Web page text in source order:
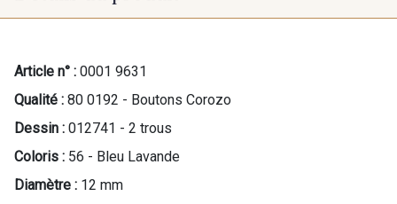
Article n° : 0001 9631
Qualité : 80 0192 - Boutons Corozo
Dessin : 012741 - 2 trous
Coloris : 56 - Bleu Lavande
Diamètre : 12 mm